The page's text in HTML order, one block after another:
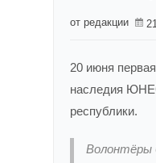
от редакции
20 июня
наследия
республики.
Волонтёры